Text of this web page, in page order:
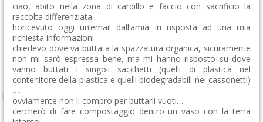
ciao, abito nella zona di cardillo e faccio con sacrificio la
raccolta differenziata.
horicevuto oggi un’email dall’amia in risposta ad una mia
richiesta informazioni.
chiedevo dove va buttata la spazzatura organica, sicuramente
non mi sarò espressa bene, ma mi hanno risposto su dove
vanno buttati i singoli sacchetti (quelli di plastica nel
contenitore della plastica e quelli biodegradabili nei cassonetti)
….
ovviamente non li compro per buttarli vuoti….
cercherò di fare compostaggio dentro un vaso con la terra